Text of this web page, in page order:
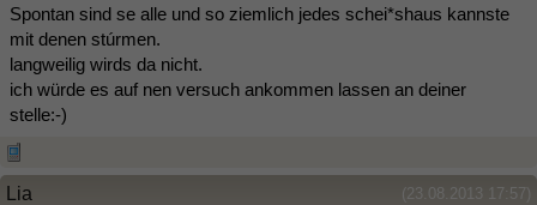
Spontan sind se alle und so ziemlich jedes schei*shaus kannste
mit denen stúrmen.
langweilig wirds da nicht.
ich würde es auf nen versuch ankommen lassen an deiner
stelle:-)
(23.08.2013 17:57)
Lia